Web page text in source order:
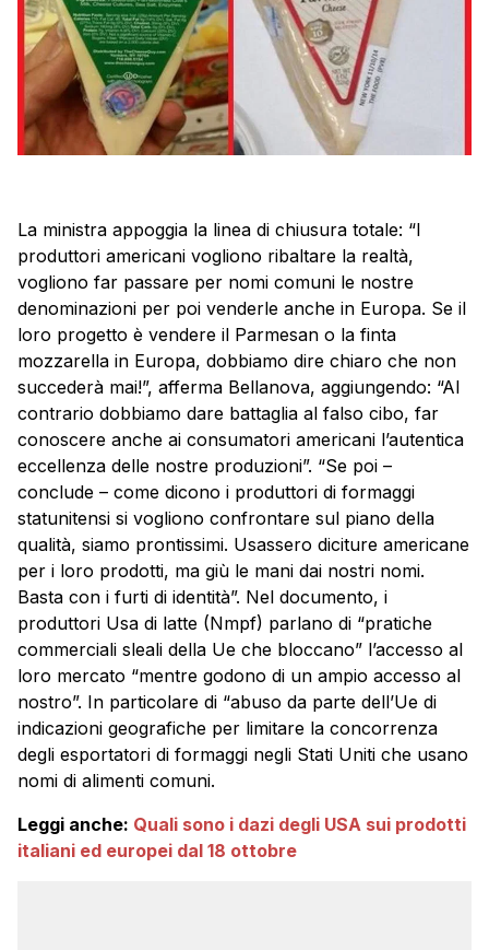
La ministra appoggia la linea di chiusura totale: “I
produttori americani vogliono ribaltare la realtà,
vogliono far passare per nomi comuni le nostre
denominazioni per poi venderle anche in Europa. Se il
loro progetto è vendere il Parmesan o la finta
mozzarella in Europa, dobbiamo dire chiaro che non
succederà mai!”, afferma Bellanova, aggiungendo: “Al
contrario dobbiamo dare battaglia al falso cibo, far
conoscere anche ai consumatori americani l’autentica
eccellenza delle nostre produzioni”. “Se poi –
conclude – come dicono i produttori di formaggi
statunitensi si vogliono confrontare sul piano della
qualità, siamo prontissimi. Usassero diciture americane
per i loro prodotti, ma giù le mani dai nostri nomi.
Basta con i furti di identità”. Nel documento, i
produttori Usa di latte (Nmpf) parlano di “pratiche
commerciali sleali della Ue che bloccano” l’accesso al
loro mercato “mentre godono di un ampio accesso al
nostro”. In particolare di “abuso da parte dell’Ue di
indicazioni geografiche per limitare la concorrenza
degli esportatori di formaggi negli Stati Uniti che usano
nomi di alimenti comuni.
Leggi anche: Quali sono i dazi degli USA sui prodotti
italiani ed europei dal 18 ottobre